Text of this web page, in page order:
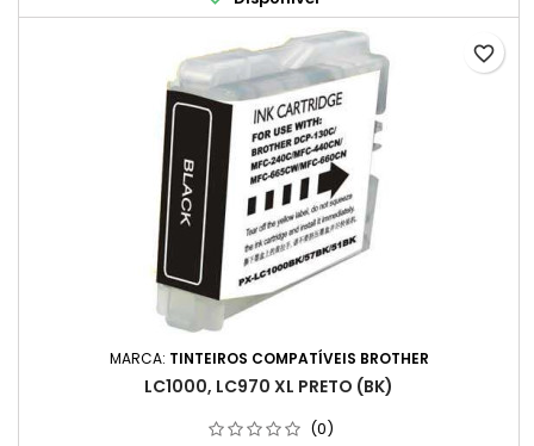
MARCA: TINTEIROS COMPATÍVEIS BROTHER
LC1000, LC970 XL PRETO (BK)
(0)
favorite_border